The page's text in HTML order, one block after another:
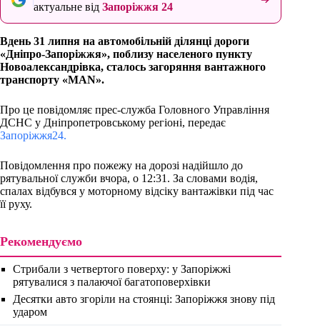
актуальне від Запоріжжя 24
Вдень 31 липня на автомобільній ділянці дороги
«Дніпро-Запоріжжя», поблизу населеного пункту
Новоалександрівка, сталось загоряння вантажного
транспорту «MAN».
Про це повідомляє прес-служба Головного Управління
ДСНС у Дніпропетровському регіоні, передає
Запоріжжя24.
Повідомлення про пожежу на дорозі надійшло до
рятувальної служби вчора, о 12:31. За словами водія,
спалах відбувся у моторному відсіку вантажівки під час
її руху.
Рекомендуємо
Стрибали з четвертого поверху: у Запоріжжі
рятувалися з палаючої багатоповерхівки
Десятки авто згоріли на стоянці: Запоріжжя знову під
ударом